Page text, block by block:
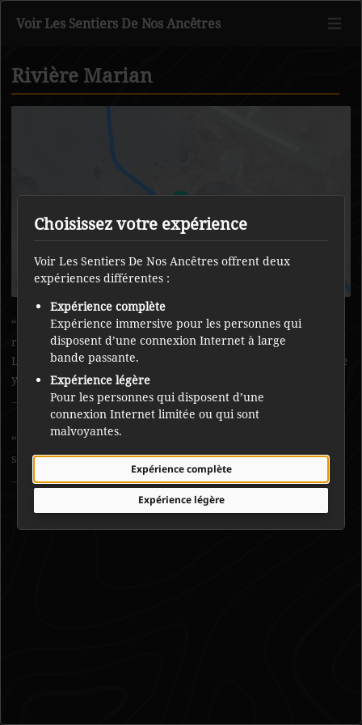
Retour au contenu principal
Voir Les Sentiers De Nos Ancêtres
Rivière Marian
On portageait toujours pour traverser l’embouchure de la
rivière Marian. Il faut toujours respecter la terre et l’eau.
L’embouchure de la rivière Marian ne gèle jamais et la pêche
y est donc très bonne tout au long de l’hiver.
Francis Simpson
La raison pour laquelle on fait du portage est sacrée, et le
secret est gardé par les Tłı̨chǫ.
Mike Nitsiza
Choisissez votre expérience
Voir Les Sentiers De Nos Ancêtres offrent deux
expériences différentes :
Expérience complète
Expérience immersive pour les personnes qui
disposent d’une connexion Internet à large
bande passante.
Expérience légère
Pour les personnes qui disposent d’une
connexion Internet limitée ou qui sont
malvoyantes.
Expérience complète
Expérience légère